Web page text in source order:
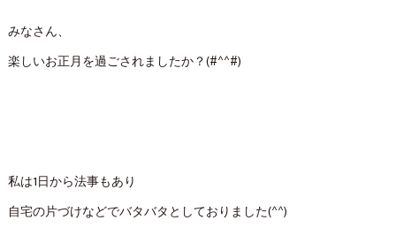
みなさん、
楽しいお正月を過ごされましたか？(#^^#)
私は1日から法事もあり
自宅の片づけなどでバタバタとしておりました(^^)